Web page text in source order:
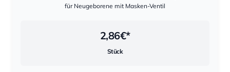
für Neugeborene mit Masken-Ventil
2,86€*
Stück